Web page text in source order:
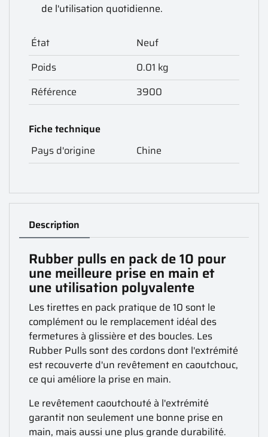
de l'utilisation quotidienne.
État
Neuf
Poids
0.01 kg
Référence
3900
Fiche technique
Pays d'origine
Chine
Description
Rubber pulls en pack de 10 pour
une meilleure prise en main et
une utilisation polyvalente
Les tirettes en pack pratique de 10 sont le
complément ou le remplacement idéal des
fermetures à glissière et des boucles. Les
Rubber Pulls sont des cordons dont l'extrémité
est recouverte d'un revêtement en caoutchouc,
ce qui améliore la prise en main.
Le revêtement caoutchouté à l'extrémité
garantit non seulement une bonne prise en
main, mais aussi une plus grande durabilité.